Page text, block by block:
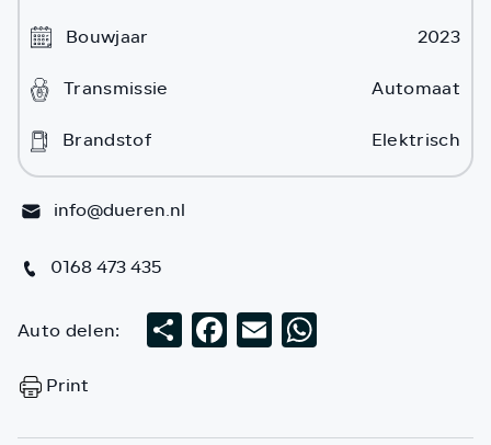
Bouwjaar
2023
Transmissie
Automaat
Brandstof
Elektrisch
info@dueren.nl
0168 473 435
Auto delen: Deel Facebook
EmailWhatsApp
Print